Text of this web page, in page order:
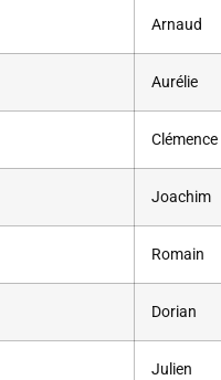
Arnaud
Aurélie
Clémence
Joachim
Romain
Dorian
Julien